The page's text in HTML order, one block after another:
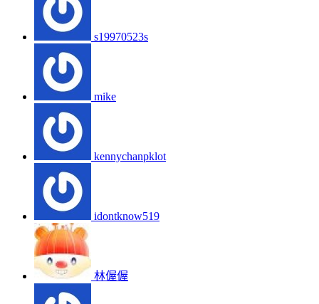
s19970523s
mike
kennychanpklot
idontknow519
林偓偓